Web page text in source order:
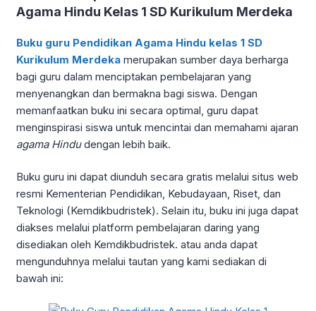
Agama Hindu Kelas 1 SD Kurikulum Merdeka
Buku guru Pendidikan Agama Hindu kelas 1 SD
Kurikulum Merdeka merupakan sumber daya berharga
bagi guru dalam menciptakan pembelajaran yang
menyenangkan dan bermakna bagi siswa. Dengan
memanfaatkan buku ini secara optimal, guru dapat
menginspirasi siswa untuk mencintai dan memahami ajaran
agama Hindudengan lebih baik.
Buku guru ini dapat diunduh secara gratis melalui situs web
resmi Kementerian Pendidikan, Kebudayaan, Riset, dan
Teknologi (Kemdikbudristek). Selain itu, buku ini juga dapat
diakses melalui platform pembelajaran daring yang
disediakan oleh Kemdikbudristek. atau anda dapat
mengunduhnya melalui tautan yang kami sediakan di
bawah ini: